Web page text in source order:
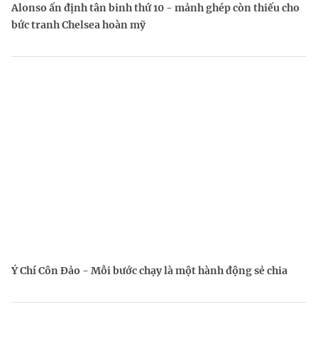
Alonso ấn định tân binh thứ 10 - mảnh ghép còn thiếu cho
bức tranh Chelsea hoàn mỹ
Ý Chí Côn Đảo - Mỗi bước chạy là một hành động sẻ chia